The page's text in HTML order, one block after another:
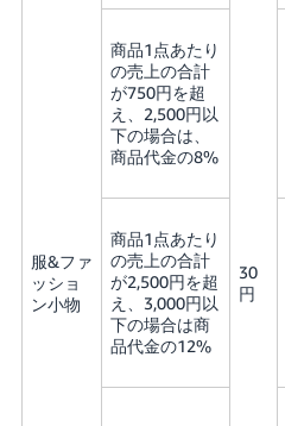
服&ファ
ッショ
ン小物
30
円
商品1点あたり
の売上の合計
が750円を超
え、2,500円以
下の場合は、
商品代金の8%
商品1点あたり
の売上の合計
が2,500円を超
え、3,000円以
下の場合は商
品代金の12%